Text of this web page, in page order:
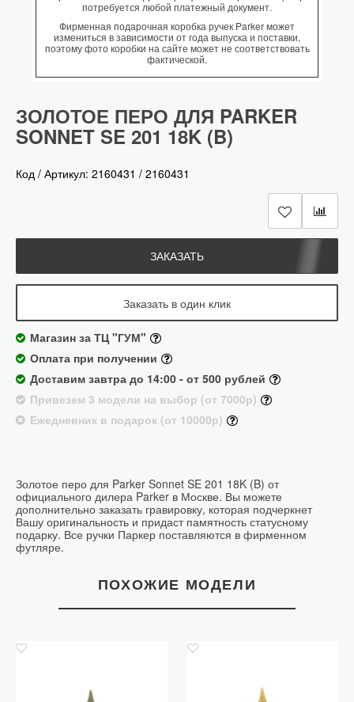
потребуется любой платежный документ.
Фирменная подарочная коробка ручек Parker может
измениться в зависимости от года выпуска и поставки,
поэтому фото коробки на сайте может не соответствовать
фактической.
ЗОЛОТОЕ ПЕРО ДЛЯ PARKER
SONNET SE 201 18K (B)
Код / Артикул: 2160431 / 2160431
ЗАКАЗАТЬ
Заказать в один клик
Магазин за ТЦ "ГУМ"
Оплата при получении
Доставим завтра до 14:00 - от 500 рублей
Привезем 3 модели на выбор (от 7000р)
Ежедневник в подарок (от 10000р)
Золотое перо для Parker Sonnet SE 201 18K (B) от
официального дилера Parker в Москве. Вы можете
дополнительно заказать гравировку, которая подчеркнет
Вашу оригинальность и придаст памятность статусному
подарку. Все ручки Паркер поставляются в фирменном
футляре.
ПОХОЖИЕ МОДЕЛИ